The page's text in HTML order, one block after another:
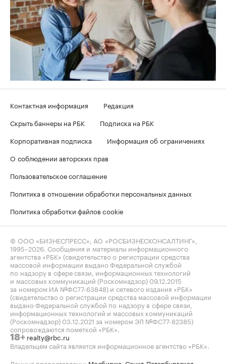
Контактная информация
Редакция
Скрыть баннеры на РБК
Подписка на РБК
Корпоративная подписка
Информация об ограничениях
О соблюдении авторских прав
Пользовательское соглашение
Политика в отношении обработки персональных данных
Политика обработки файлов cookie
© ООО «БИЗНЕСПРЕСС», АО «РОСБИЗНЕСКОНСАЛТИНГ»,
1995–2026 . Сообщения и материалы информационного
агентства «РБК» (свидетельство о регистрации средства
массовой информации выдано Федеральной службой
по надзору в сфере связи, информационных технологий
и массовых коммуникаций (Роскомнадзор) 09.12.2015
за номером ИА №ФС77-63848) и сетевого издания «РБК»
(свидетельство о регистрации средства массовой информации
выдано Федеральной службой по надзору в сфере связи,
информационных технологий и массовых коммуникаций
(Роскомнадзор) 03.12.2021 за номером ЭЛ №ФС77-82385)
сопровождаются пометкой «РБК».
18+ realty@rbc.ru
Владельцем сайта является информационное агентство «РБК».